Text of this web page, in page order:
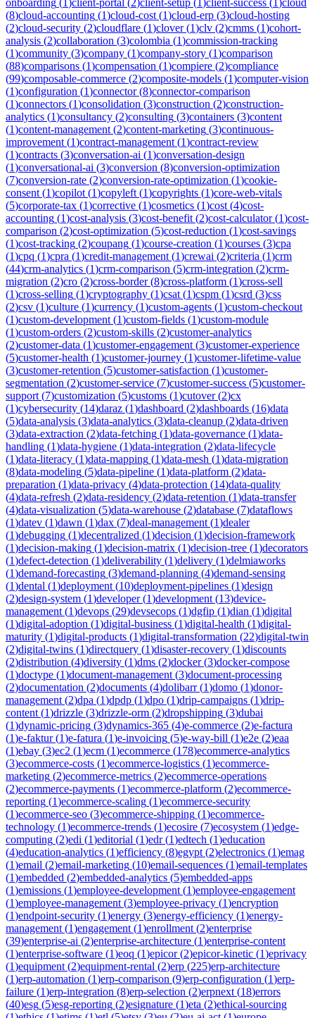
(8)cloud-accounting (1)cloud-cost (1)cloud-erp (3)cloud-hosting
(2)cloud-security (2)cloudflare (1)clover(1)clv (2)cmms (1)cohort-
analysis (2)collaboration (3)colombia (1)commission-tracking
(1)community (3)company (1)company-story (1)comparison
(88)comparisons (1)compensation (1)compiere (2)compliance
(99)composable-commerce (2)composite-models (1)computer-vision
(1)configuration (1)connector(8)connector-comparison
(1)connectors (1)consolidation (3)construction (2)construction-
analytics (1)consultancy (2)consulting (3)containers (3)content
(1)content-management (2)content-marketing (3)continuous-
improvement (1)contract-management (1)contract-review
(1)contracts (3)conversation-ai (1)conversation-design
(1)conversational-ai (3)conversion (8)conversion-optimization
(7)conversion-rate (2)conversion-rate-optimization (1)cookie-
consent (1)copilot (1)copyleft (1)copyrights (1)core-web-vitals
(5)corporate-tax (1)corrective (1)cosmetics (1)cost (4)cost-
accounting (1)cost-analysis (3)cost-benefit (2)cost-calculator(1)cost-
comparison (2)cost-optimization (5)cost-reduction (1)cost-savings
(1)cost-tracking (2)coupang (1)course-creation (1)courses (3)cpa
(1)cpq (1)cpra (1)credit-management (1)crewai (2)criteria (1)crm
(44)crm-analytics (1)crm-comparison (5)crm-integration (2)crm-
migration (2)cro (2)cross-border(8)cross-platform (1)cross-sell
(1)cross-selling (1)cryptography (1)csat (1)cspm (1)csrd (3)css
(2)csv (1)culture (1)currency (1)custom-agents (1)custom-checkout
(1)custom-development (1)custom-fields (1)custom-module
(1)custom-orders (2)custom-skills (2)customer-analytics
(2)customer-data (1)customer-engagement (3)customer-experience
(5)customer-health (1)customer-journey (1)customer-lifetime-value
(3)customer-retention (5)customer-satisfaction (1)customer-
segmentation (2)customer-service (7)customer-success (5)customer-
support (7)customization (5)customs (1)cutover(2)cx
(1)cybersecurity (14)daraz (1)dashboard (2)dashboards (16)data
(5)data-analysis (3)data-analytics (3)data-cleanup (2)data-driven
(3)data-extraction (2)data-fetching (1)data-governance (1)data-
handling (1)data-hygiene (1)data-integration (2)data-lifecycle
(1)data-literacy (1)data-mapping (1)data-mesh (1)data-migration
(8)data-modeling (5)data-pipeline (1)data-platform (2)data-
preparation (1)data-privacy (4)data-protection (14)data-quality
(4)data-refresh (2)data-residency (2)data-retention (1)data-transfer
(4)data-visualization (5)data-warehouse (2)database (7)dataflows
(1)datev (1)dawn (1)dax (7)deal-management (1)dealer
(1)debugging (1)decentralized (1)decision (1)decision-framework
(1)decision-making (1)decision-matrix (1)decision-tree (1)decorators
(1)defect-detection (1)deliverability (1)delivery (1)delmiaworks
(1)demand-forecasting (3)demand-planning (4)demand-sensing
(1)dental (1)deployment (10)deployment-pipelines (1)design
(2)design-system (1)developer(1)development (13)device-
management (1)devops (29)devsecops (1)dgfip (1)dian (1)digital
(1)digital-adoption (1)digital-business (1)digital-health (1)digital-
maturity (1)digital-products (1)digital-transformation (22)digital-twin
(2)digital-twins (1)directquery (1)disaster-recovery (1)discounts
(2)distribution (4)diversity (1)dms (2)docker(3)docker-compose
(1)doctype (1)document-management (3)document-processing
(2)documentation (2)documents (4)dolibarr(1)domo (1)donor-
management (2)dpa (1)dpdp (1)dpo (1)drip-campaigns (1)drip-
content (1)drizzle (3)drizzle-orm (2)dropshipping (3)dubai
(1)dynamic-pricing (3)dynamics-365 (4)e-commerce (2)e-factura
(1)e-faktur(1)e-fatura (1)e-invoicing (5)e-way-bill (1)e2e (2)eaa
(1)ebay (3)ec2 (1)ecm (1)ecommerce (178)ecommerce-analytics
(3)ecommerce-costs (1)ecommerce-logistics (1)ecommerce-
marketing (2)ecommerce-metrics (2)ecommerce-operations
(2)ecommerce-payments (1)ecommerce-platform (2)ecommerce-
reporting (1)ecommerce-scaling (1)ecommerce-security
(1)ecommerce-seo (3)ecommerce-shipping (1)ecommerce-
technology (1)ecommerce-trends (1)ecosire (7)ecosystem (1)edge-
computing (2)edi (1)editorial (1)edr(1)edtech (1)education
(4)education-analytics (1)efficiency (8)egypt (2)electronics (1)emag
(1)email (2)email-marketing (10)email-sequences (1)email-templates
(1)embedded (2)embedded-analytics (5)embedded-apps
(1)emissions (1)employee-development (1)employee-engagement
(1)employee-management (3)employee-privacy (1)encryption
(1)endpoint-security (1)energy (3)energy-efficiency (1)energy-
management (1)engagement (1)enrollment (2)enterprise
(39)enterprise-ai (2)enterprise-architecture (1)enterprise-content
(1)enterprise-software (1)eoq (1)epicor(2)epicor-kinetic (1)eprivacy
(1)equipment (2)equipment-rental (2)erp (225)erp-architecture
(1)erp-automation (1)erp-comparison (9)erp-configuration (1)erp-
failure (1)erp-integration (8)erp-selection (2)erpnext (18)errors
(40)esg (5)esg-reporting (2)esignature (1)eta (2)ethical-sourcing